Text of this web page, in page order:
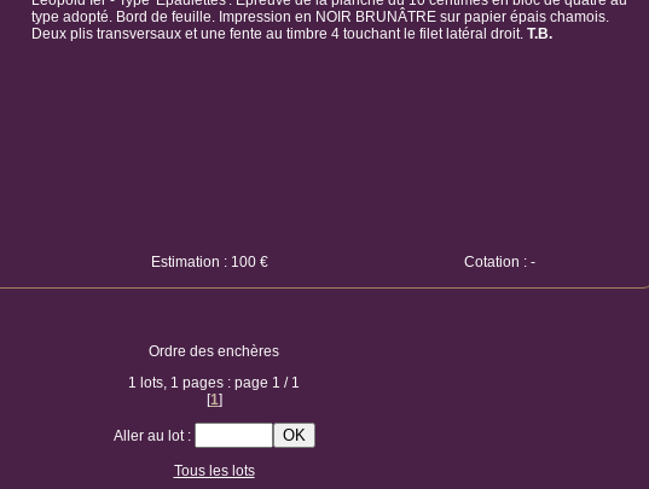
type adopté. Bord de feuille. Impression en NOIR BRUNÂTRE sur papier épais chamois.
Deux plis transversaux et une fente au timbre 4 touchant le filet latéral droit.T.B.
Estimation : 100 € Cotation : -
Ordre des enchères
1 lots, 1 pages : page 1 / 1
[1]
Aller au lot :
Tous les lots